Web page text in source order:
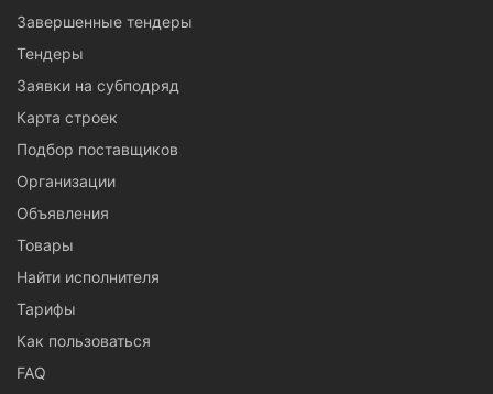
Завершенные тендеры
Тендеры
Заявки на субподряд
Карта строек
Подбор поставщиков
Организации
Объявления
Товары
Найти исполнителя
Тарифы
Как пользоваться
FAQ